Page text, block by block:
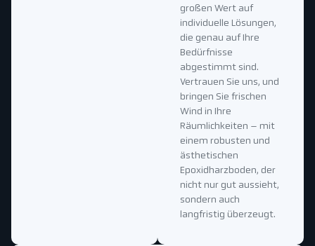
großen Wert auf
individuelle Lösungen,
die genau auf Ihre
Bedürfnisse
abgestimmt sind.
Vertrauen Sie uns, und
bringen Sie frischen
Wind in Ihre
Räumlichkeiten – mit
einem robusten und
ästhetischen
Epoxidharzboden, der
nicht nur gut aussieht,
sondern auch
langfristig überzeugt.